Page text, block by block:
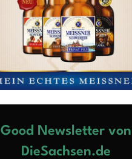
Good Newsletter von
DieSachsen.de